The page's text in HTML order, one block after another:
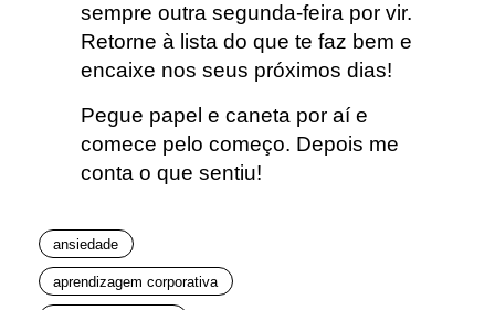
sempre outra segunda-feira por vir.
Retorne à lista do que te faz bem e
encaixe nos seus próximos dias!
Pegue papel e caneta por aí e
comece pelo começo. Depois me
conta o que sentiu!
ansiedade
aprendizagem corporativa